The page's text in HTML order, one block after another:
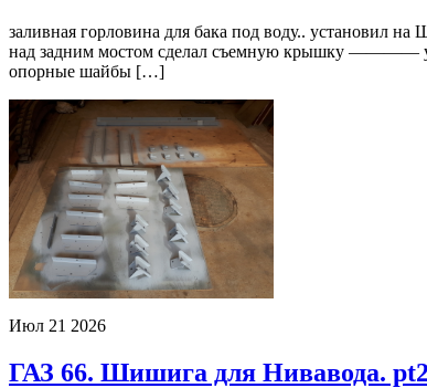
заливная горловина для бака под воду.. установил
над задним мостом сделал съемную крышку ————
опорные шайбы […]
Июл 21 2026
ГАЗ 66. Шишига для Нивавода.